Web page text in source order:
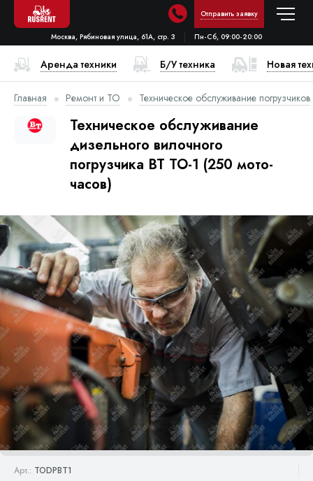
Отправить заявку
Москва, Рябиновая улица, 61А, стр. 3 Пн-Сб, 09:00-20:00
Аренда техники Б/У техника Новая
Главная Ремонт и ТО Техническое обслуживание погрузчиков
Техническое обслуживание
дизельного вилочного
погрузчика BT ТО-1 (250 мото-
часов)
Арт.: TODPBT1